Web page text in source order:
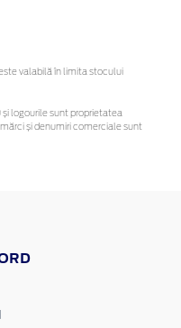
valabilă în limita stocului
logourile sunt proprietatea
și denumiri comerciale sunt